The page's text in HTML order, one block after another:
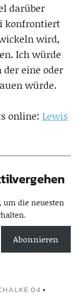
darüber
konfrontiert
wird,
Ich würde
eine oder
würde.
online: Lewis
um die neuesten
Abonnieren
04 •